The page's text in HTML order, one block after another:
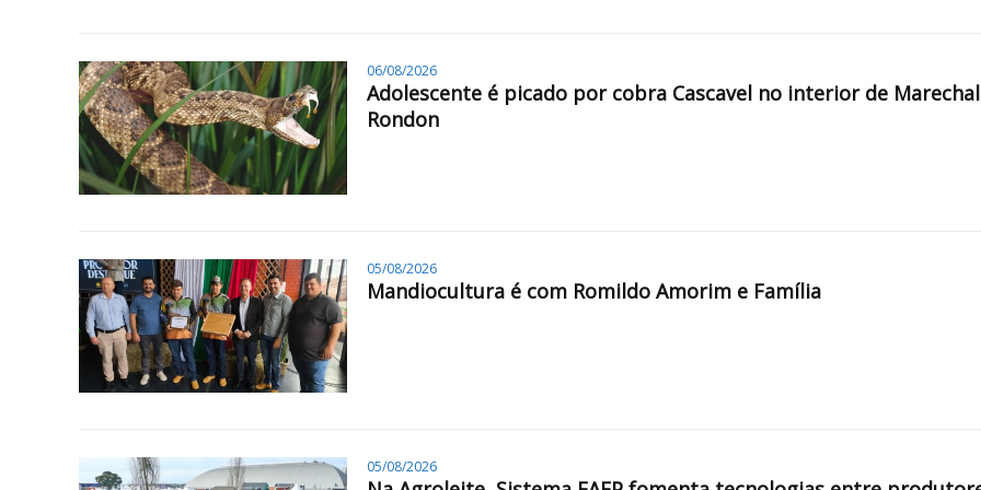
06/08/2026
Adolescente é picado por cobra Cascavel no interior de Marechal
Rondon
05/08/2026
Mandiocultura é com Romildo Amorim e Família
05/08/2026